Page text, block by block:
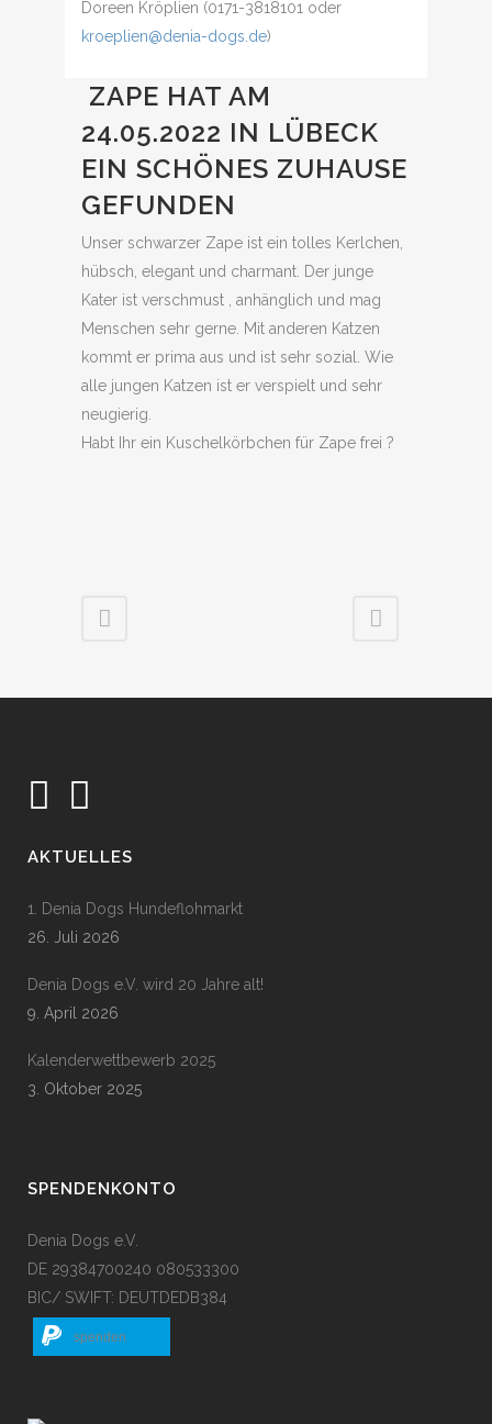
Doreen Kröplien (0171-3818101 oder
kroeplien@denia-dogs.de)
ZAPE HAT AM
24.05.2022 IN LÜBECK
EIN SCHÖNES ZUHAUSE
GEFUNDEN
Unser schwarzer Zape ist ein tolles Kerlchen,
hübsch, elegant und charmant. Der junge
Kater ist verschmust , anhänglich und mag
Menschen sehr gerne. Mit anderen Katzen
kommt er prima aus und ist sehr sozial. Wie
alle jungen Katzen ist er verspielt und sehr
neugierig.
Habt Ihr ein Kuschelkörbchen für Zape frei ?
AKTUELLES
1. Denia Dogs Hundeflohmarkt
26. Juli 2026
Denia Dogs e.V. wird 20 Jahre alt!
9. April 2026
Kalenderwettbewerb 2025
3. Oktober 2025
SPENDENKONTO
Denia Dogs e.V.
DE 29384700240 080533300
BIC/ SWIFT: DEUTDEDB384
spenden